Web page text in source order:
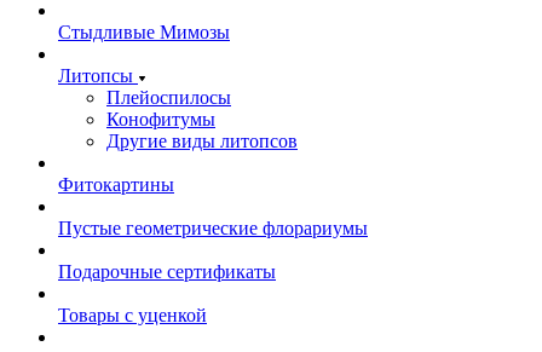
Стыдливые Мимозы
Литопсы
Плейоспилосы
Конофитумы
Другие виды литопсов
Фитокартины
Пустые геометрические флорариумы
Подарочные сертификаты
Товары с уценкой